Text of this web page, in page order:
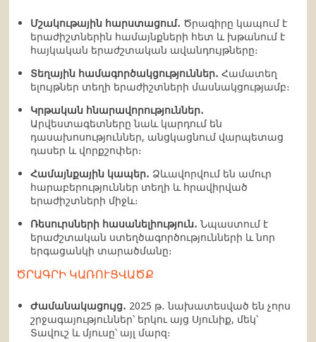
Մշակութային հարստացում․ Ծրագիրը կապում է
երաժիշտներին համայնքների հետ և խթանում է
հայկական երաժշտական ավանդույթները։
Տեղային համագործակցություններ․ Համատեղ
ելույթներ տեղի երաժիշտների մասնակցությամբ։
Կրթական հնարավորություններ․
Արվեստագետները նաև կարդում են
դասախոսություններ, անցկացնում վարպետաց
դասեր և վորքշոփեր։
Համայնքային կապեր․ Ձևավորվում են ամուր
հարաբերություններ տեղի և հրավիրված
երաժիշտների միջև։
Ռեսուրսների հասանելիություն․ Նպաստում է
երաժշտական ստեղծագործությունների և նոր
երգացանկի տարածմանը։
ԾՐԱԳՐԻ ԿԱՌՈՒՑՎԱԾՔ
Ժամանակացույց․ 2025 թ․ նախատեսված են չորս
շրջագայություններ՝ երկու այց Սյունիք, մեկ՝
Տավուշ և մյուսը՝ այլ մարզ։